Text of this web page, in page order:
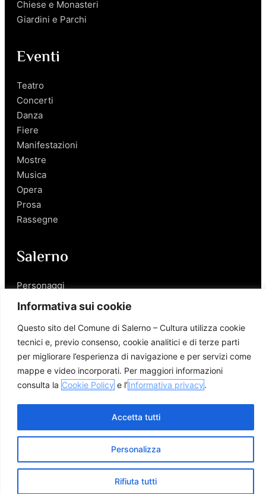
Informativa sui cookie
Questo sito del Comune di Salerno – Cultura utilizza cookie
tecnici e, previo consenso, cookie analitici e di terze parti
per migliorare l’esperienza di navigazione e per servizi come
mappe e video incorporati. Per maggiori informazioni
consulta la Cookie Policy e l’Informativa privacy.
Personalizza
Rifiuta tutti
Accetta tutti
Chiese e Monasteri
Giardini e Parchi
Eventi
Teatro
Concerti
Danza
Fiere
Manifestazioni
Mostre
Musica
Opera
Prosa
Rassegne
Salerno
Personaggi
Enogastronomia
Luoghi nei Dintorni
Link utili
© 2026 Comune di Salerno – Tutti i diritti riservati
CreditsPrivacy PolicyCookie Policy